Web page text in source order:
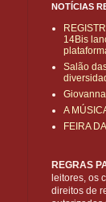
NOTÍCIAS
14Bis
Salão
A
FEIRA
REGRAS
leitores, os
direitos de